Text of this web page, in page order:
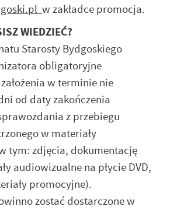
w zakładce promocja.
WIEDZIEĆ?
Starosty Bydgoskiego
obligatoryjne
w terminie nie
od daty zakończenia
z przebiegu
w materiały
tym: zdjęcia, dokumentację
audiowizualne na płycie DVD,
promocyjne).
zostać dostarczone w